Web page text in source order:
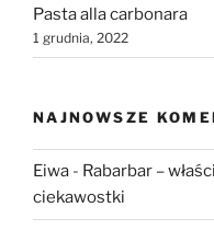
Pasta alla carbonara
1 grudnia, 2022
NAJNOWSZE
Eiwa - Rabarbar –
ciekawostki